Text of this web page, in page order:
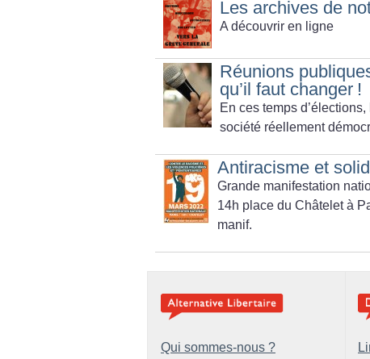
Les archives de
A découvrir en ligne
Réunions
qu’il faut changer !
En ces temps
société réellement
Antiracisme et
Grande manifestation
14h place du Châtelet à
manif.
Qui sommes-nous ?